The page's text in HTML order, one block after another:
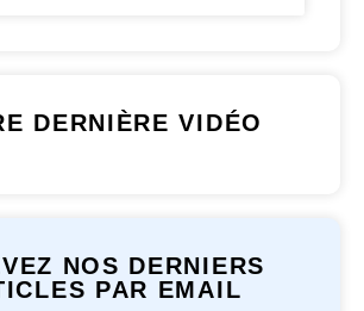
DERNIÈRE VIDÉO
NOS DERNIERS
PAR EMAIL